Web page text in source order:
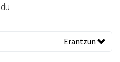
Erantzun